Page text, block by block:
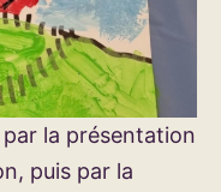
la présentation
puis par la